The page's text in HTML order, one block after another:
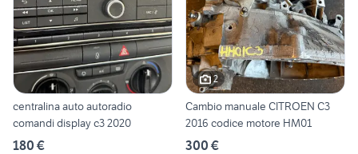
centralina auto autoradio
comandi display c3 2020
180 €
2
Cambio manuale CITROEN C3
2016 codice motore HM01
300 €